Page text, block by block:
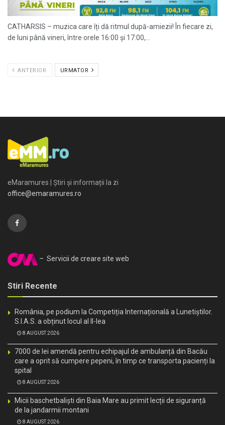
CATHARSIS – muzica care îți dă ritmul după-amiezii! În fiecare zi,
de luni până vineri, între orele 16:00 și 17:00,...
ANTERIOR URMATOR
eMaramures | Știri și informații la zi
office@emaramures.ro
– Servicii de creare site web
Stiri Recente
România, pe podium la Competiția Internațională a Lunetiștilor.
S.I.A.S. a obținut locul al II-lea
8 AUGUST 2026
7000 de lei amendă pentru echipajul de ambulanță din Bacău
care a oprit să cumpere pepeni, în timp ce transporta pacienți la
spital
8 AUGUST 2026
Micii baschetbaliști din Baia Mare au primit lecții de siguranță
de la jandarmii montani
8 AUGUST 2026